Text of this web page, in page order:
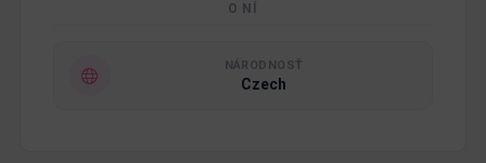
O NÍ
NÁRODNOSŤ
Czech